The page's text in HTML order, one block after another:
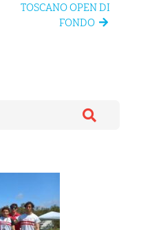
TOSCANO OPEN DI
FONDO